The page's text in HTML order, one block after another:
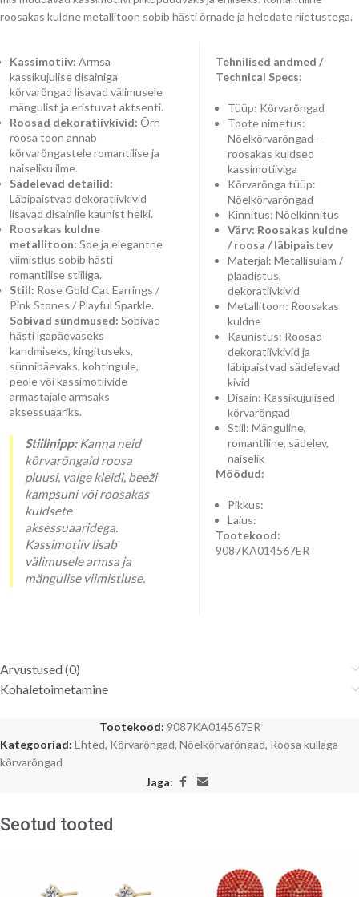
roosakas kuldne metallitoon sobib hästi õrnade ja heledate riietustega.
Kassimotiiv: Armsa
kassikujulise disainiga
kõrvarõngad lisavad välimusele
mängulist ja eristuvat aktsenti.
Roosad dekoratiivkivid: Õrn
roosa toon annab
kõrvarõngastele romantilise ja
naiseliku ilme.
Sädelevad detailid:
Läbipaistvad dekoratiivkivid
lisavad disainile kaunist helki.
Roosakas kuldne
metallitoon: Soe ja elegantne
viimistlus sobib hästi
romantilise stiiliga.
Stiil: Rose Gold Cat Earrings /
Pink Stones / Playful Sparkle.
Sobivad sündmused: Sobivad
hästi igapäevaseks
kandmiseks, kingituseks,
sünnipäevaks, kohtingule,
peole või kassimotiivide
armastajale armsaks
aksessuaariks.
Stiilinipp:Kanna neid
kõrvarõngaid roosa
pluusi, valge kleidi, beeži
kampsuni või roosakas
kuldsete
aksessuaaridega.
Kassimotiiv lisab
välimusele armsa ja
mängulise viimistluse.
Tehnilised andmed /
Technical Specs:
Tüüp: Kõrvarõngad
Toote nimetus:
Nõelkõrvarõngad –
roosakas kuldsed
kassimotiiviga
Kõrvarõnga tüüp:
Nõelkõrvarõngad
Kinnitus: Nõelkinnitus
Värv: Roosakas kuldne
/ roosa / läbipaistev
Materjal: Metallisulam /
plaadistus,
dekoratiivkivid
Metallitoon: Roosakas
kuldne
Kaunistus: Roosad
dekoratiivkivid ja
läbipaistvad sädelevad
kivid
Disain: Kassikujulised
kõrvarõngad
Stiil: Mänguline,
romantiline, sädelev,
naiselik
Mõõdud:
Pikkus:
Laius:
Tootekood:
9087KA014567ER
Arvustused (0)
Kohaletoimetamine
Tootekood: 9087KA014567ER
Kategooriad: Ehted, Kõrvarõngad, Nõelkõrvarõngad, Roosa kullaga
kõrvarõngad
Jaga:
Seotud tooted